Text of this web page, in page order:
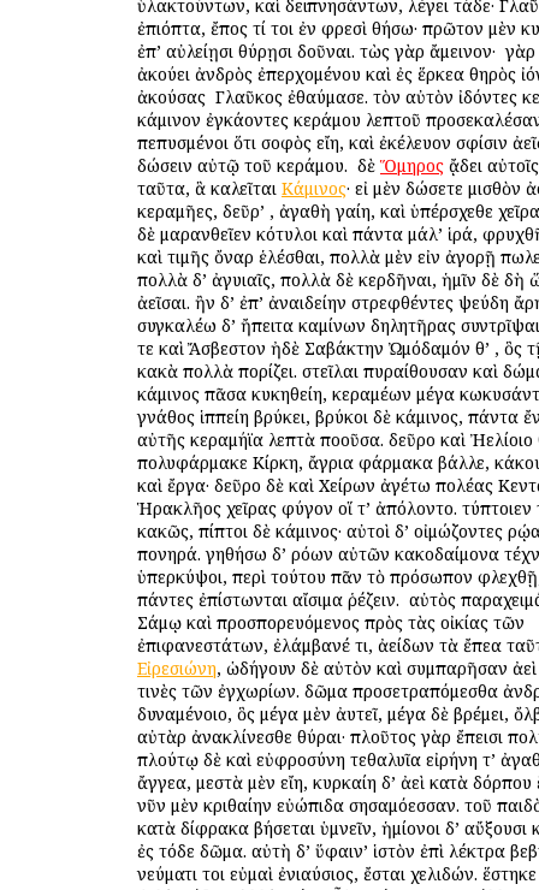
ὑλακτούντων, καὶ δειπνησάντων, λέγει τάδε·
ἐπιόπτα, ἔπος τί τοι ἐν φρεσὶ θήσω· πρῶτον μὲν
ἐπ’ αὐλείῃσι θύρῃσι δοῦναι. τὼς γὰρ ἄμεινον· ὁ
ἀκούει ἀνδρὸς ἐπερχομένου καὶ ἐς ἕρκεα θηρὸς
ἀκούσας ὁ Γλαῦκος ἐθαύμασε. τὸν αὐτὸν ἰδόντες
κάμινον ἐγκάοντες κεράμου λεπτοῦ
πεπυσμένοι ὅτι σοφὸς εἴη, καὶ ἐκέλευον σφίσιν
δώσειν αὐτῷ τοῦ κεράμου. ὁ δὲ Ὅμηρος ᾄδει
ταῦτα, ἃ καλεῖται Κάμινος· εἰ μὲν δώσετε μισθὸν
κεραμῆες, δεῦρ’ , ἀγαθὴ γαίη, καὶ ὑπέρσχεθε
δὲ μαρανθεῖεν κότυλοι καὶ πάντα μάλ’ ἱρά,
καὶ τιμῆς ὄναρ ἑλέσθαι, πολλὰ μὲν εἰν ἀγορῇ
πολλὰ δ’ ἀγυιαῖς, πολλὰ δὲ κερδῆναι, ἡμῖν δὲ δὴ
ἀεῖσαι. ἢν δ’ ἐπ’ ἀναιδείην στρεφθέντες ψεύδη
συγκαλέω δ’ ἤπειτα καμίνων δηλητῆρας
τε καὶ Ἄσβεστον ἠδὲ Σαβάκτην Ὠμόδαμόν θ’ , ὃς
κακὰ πολλὰ πορίζει. στεῖλαι πυραίθουσαν καὶ
κάμινος πᾶσα κυκηθείη, κεραμέων μέγα
γνάθος ἱππείη βρύκει, βρύκοι δὲ κάμινος, πάντα
αὐτῆς κεραμήϊα λεπτὰ ποοῦσα. δεῦρο καὶ Ἠελίοιο
πολυφάρμακε Κίρκη, ἄγρια φάρμακα βάλλε,
καὶ ἔργα· δεῦρο δὲ καὶ Χείρων ἀγέτω πολέας
Ἡρακλῆος χεῖρας φύγον οἵ τ’ ἀπόλοντο. τύπτοιεν
κακῶς, πίπτοι δὲ κάμινος· αὐτοὶ δ’ οἰμώζοντες
πονηρά. γηθήσω δ’ ὁρόων αὐτῶν κακοδαίμονα
ὑπερκύψοι, περὶ τούτου πᾶν τὸ πρόσωπον
πάντες ἐπίστωνται αἴσιμα ῥέζειν. ὁ αὐτὸς
Σάμῳ καὶ προσπορευόμενος πρὸς τὰς οἰκίας τῶν
ἐπιφανεστάτων, ἐλάμβανέ τι, ἀείδων τὰ ἔπεα
Εἰρεσιώνη, ὡδήγουν δὲ αὐτὸν καὶ συμπαρῆσαν
τινὲς τῶν ἐγχωρίων. δῶμα προσετραπόμεσθα
δυναμένοιο, ὃς μέγα μὲν ἀυτεῖ, μέγα δὲ βρέμει,
αὐτὰρ ἀνακλίνεσθε θύραι· πλοῦτος γὰρ ἔπεισι
πλούτῳ δὲ καὶ εὐφροσύνη τεθαλυῖα εἰρήνη τ’
ἄγγεα, μεστὰ μὲν εἴη, κυρκαίη δ’ ἀεὶ κατὰ
νῦν μὲν κριθαίην εὐώπιδα σησαμόεσσαν. τοῦ
κατὰ δίφρακα βήσεται ὑμνεῖν, ἡμίονοι δ’ αὔξουσι
ἐς τόδε δῶμα. αὐτὴ δ’ ὕφαιν’ ἱστὸν ἐπὶ λέκτρα
νεύματι τοι εὐμαὶ ἐνιαύσιος, ἔσται χελιδών.